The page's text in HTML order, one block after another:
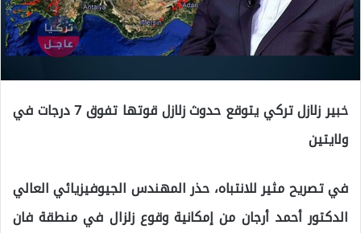
خبير زلازل تركي يتوقع حدوث زلازل قوتها تفوق 7 درجات في
ولايتين
في تصريح مثير للانتباه، حذر المهندس الجيوفيزيائي العالي
الدكتور أحمد أرجان من إمكانية وقوع زلزال في منطقة فان